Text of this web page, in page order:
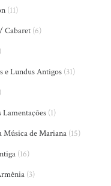
(11)
Cabaret (6)
e Lundus Antigos (31)
Lamentações (1)
Música de Mariana (15)
(16)
(3)